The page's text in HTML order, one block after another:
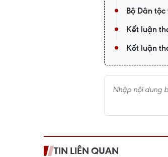
Bộ Dân
Kết luận
Kết luận
TIN LIÊN QUAN